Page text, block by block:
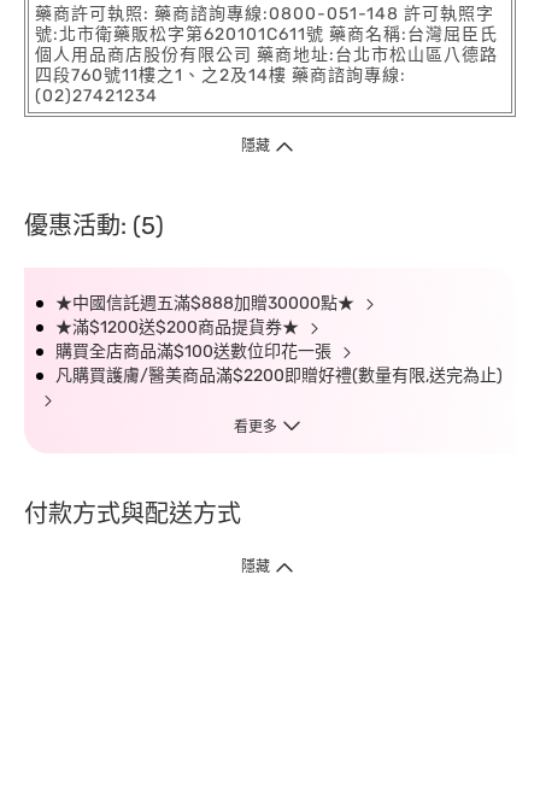
藥商許可執照: 藥商諮詢專線:0800-051-148 許可執照字
號:北市衛藥販松字第620101C611號 藥商名稱:台灣屈臣氏
個人用品商店股份有限公司 藥商地址:台北市松山區八德路
四段760號11樓之1、之2及14樓 藥商諮詢專線:
(02)27421234
隱藏
優惠活動: (5)
★中國信託週五滿$888加贈30000點★
★滿$1200送$200商品提貨券★
購買全店商品滿$100送數位印花一張
凡購買護膚/醫美商品滿$2200即贈好禮(數量有限,送完為止)
看更多
付款方式與配送方式
隱藏